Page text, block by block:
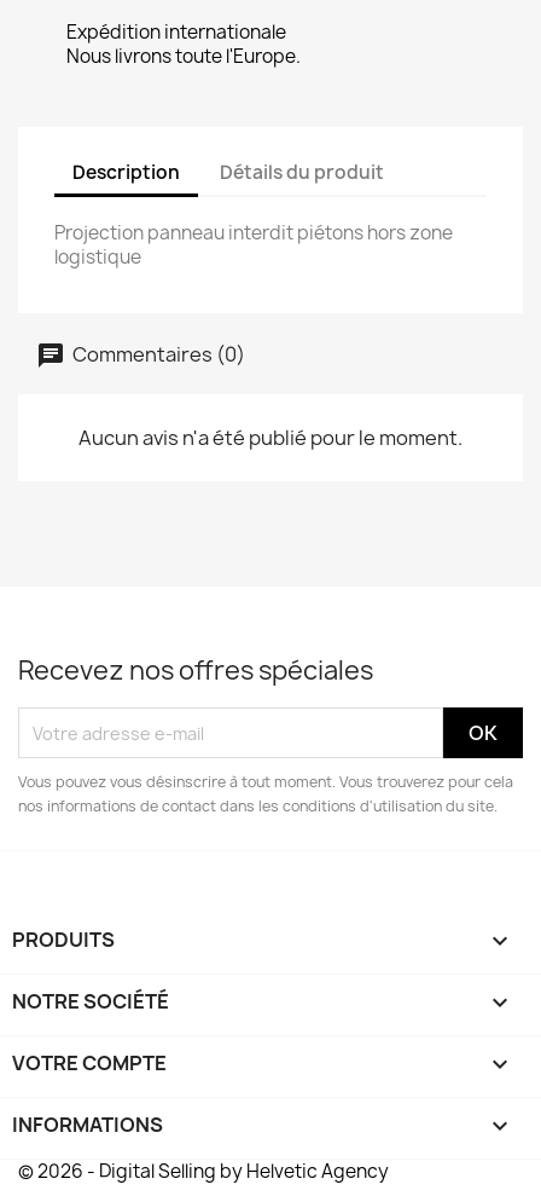
Expédition internationale
Nous livrons toute l'Europe.
Description Détails du produit
Projection panneau interdit piétons hors zone
logistique
Commentaires (0)
Aucun avis n'a été publié pour le moment.
Recevez nos offres spéciales
Vous pouvez vous désinscrire à tout moment. Vous trouverez pour cela
nos informations de contact dans les conditions d'utilisation du site.
PRODUITS 
NOTRE SOCIÉTÉ 
VOTRE COMPTE 
INFORMATIONS keyboard_arrow_down
© 2026 - Digital Selling by Helvetic Agency